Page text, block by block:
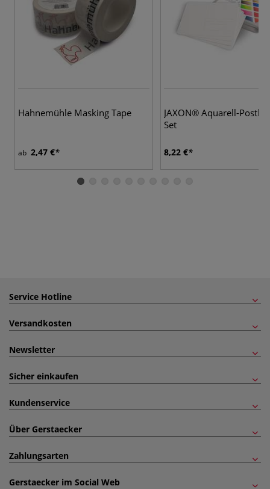
Hahnemühle Masking Tape
ab 2,47 €
JAXON® Aquarell-
Set
8,22 €
Service Hotline
Versandkosten
Newsletter
Sicher einkaufen
Kundenservice
Über Gerstaecker
Zahlungsarten
Gerstaecker im Social Web